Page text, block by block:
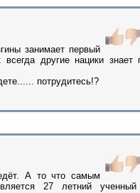
занимает первый
другие нацики знает
потрудитесь!?
А то что самым
27 летний ученный